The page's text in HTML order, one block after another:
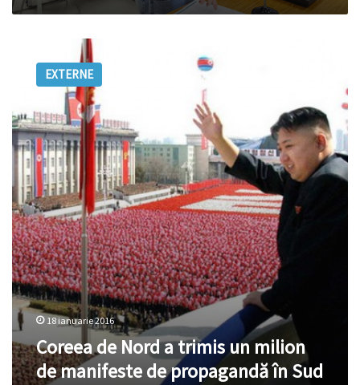
trimis
un
milion
manifeste
de
propagandă
în
Sud
EXTERNE
18 ianuarie 2016
Coreea de Nord a trimis un milion
de manifeste de propagandă în Sud